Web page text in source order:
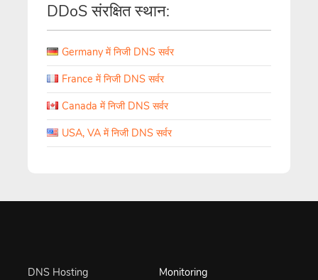
DDoS संरक्षित स्थान:
Germany में निजी DNS सर्वर
France में निजी DNS सर्वर
Canada में निजी DNS सर्वर
USA, VA में निजी DNS सर्वर
DNS Hosting Monitoring